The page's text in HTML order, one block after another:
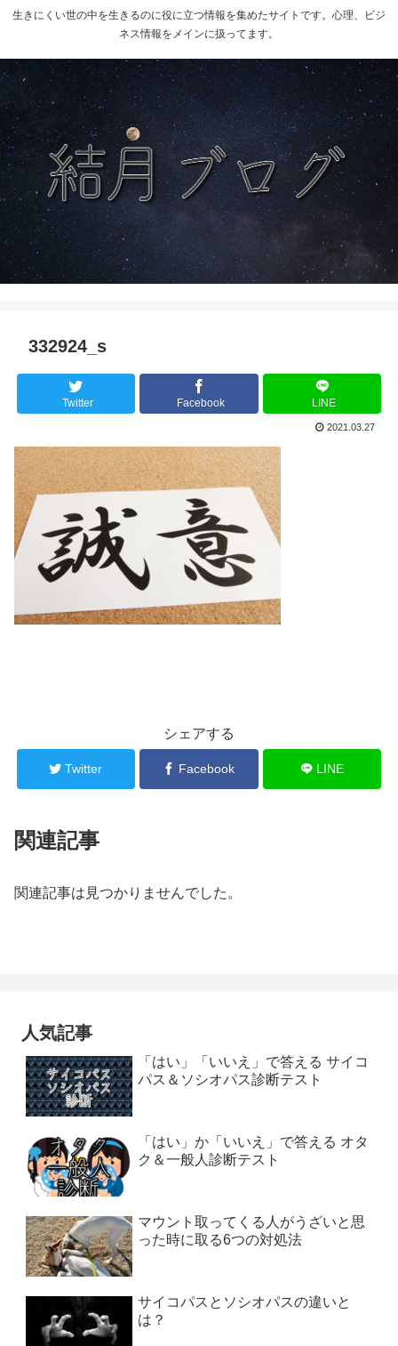
生きにくい世の中を生きるのに役に立つ情報を集めたサイトです。心理、ビジ
ネス情報をメインに扱ってます。
332924_s
Twitter Facebook LINE
2021.03.27
シェアする
Twitter Facebook LINE
関連記事
関連記事は見つかりませんでした。
人気記事
「はい」「いいえ」で答える サイコ
パス＆ソシオパス診断テスト
「はい」か「いいえ」で答える オタ
ク＆一般人診断テスト
マウント取ってくる人がうざいと思
った時に取る6つの対処法
サイコパスとソシオパスの違いと
は？